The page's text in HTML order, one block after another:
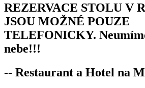
REZERVACE STOLU V
JSOU MOŽNÉ POUZE
TELEFONICKY.
nebe!!!
-- Restaurant a Hotel na